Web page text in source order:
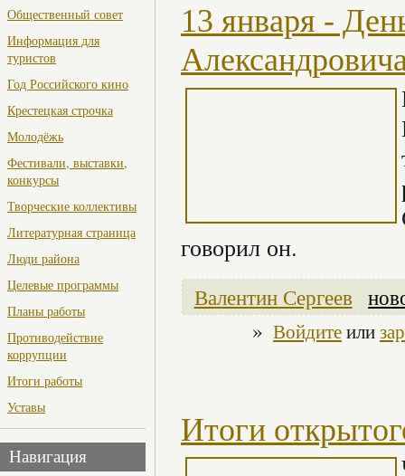
Общественный совет
Информация для
туристов
Год Российского кино
Крестецкая строчка
Молодёжь
Фестивали, выставки,
конкурсы
Творческие коллективы
Литературная страница
Люди района
Целевые программы
Планы работы
Противодействие
коррупции
Итоги работы
Уставы
Навигация
13 января -
говорил он.
Валентин Сергеев
» Войдитеили
Итоги